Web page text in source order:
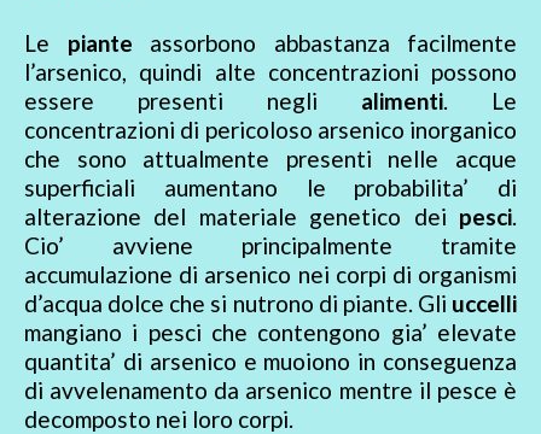
Le piante assorbono abbastanza facilmente
l’arsenico, quindi alte concentrazioni possono
essere presenti negli alimenti. Le
concentrazioni di pericoloso arsenico inorganico
che sono attualmente presenti nelle acque
superficiali aumentano le probabilita’ di
alterazione del materiale genetico dei pesci.
Cio’ avviene principalmente tramite
accumulazione di arsenico nei corpi di organismi
d’acqua dolce che si nutrono di piante. Gli uccelli
mangiano i pesci che contengono gia’ elevate
quantita’ di arsenico e muoiono in conseguenza
di avvelenamento da arsenico mentre il pesce è
decomposto nei loro corpi.